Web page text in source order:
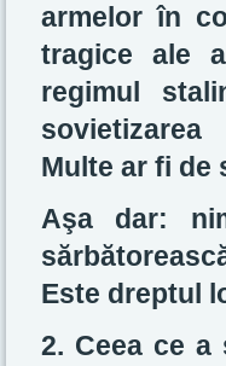
armelor în
tragice ale
regimul
sovietizarea
Multe ar fi de
Aşa dar:
Este dreptul
2. Ceea ce